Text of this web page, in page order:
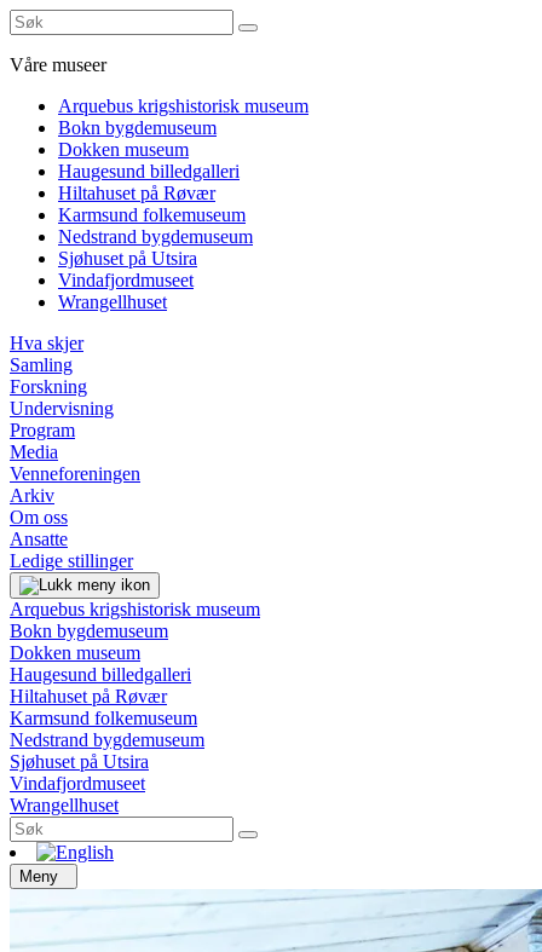
Våre museer
Arquebus krigshistorisk museum
Bokn bygdemuseum
Dokken museum
Haugesund billedgalleri
Hiltahuset på Røvær
Karmsund folkemuseum
Nedstrand bygdemuseum
Sjøhuset på Utsira
Vindafjordmuseet
Wrangellhuset
Hva skjer
Samling
Forskning
Undervisning
Program
Media
Venneforeningen
Arkiv
Om oss
Ansatte
Ledige stillinger
Arquebus krigshistorisk museum
Bokn bygdemuseum
Dokken museum
Haugesund billedgalleri
Hiltahuset på Røvær
Karmsund folkemuseum
Nedstrand bygdemuseum
Sjøhuset på Utsira
Vindafjordmuseet
Wrangellhuset
Meny